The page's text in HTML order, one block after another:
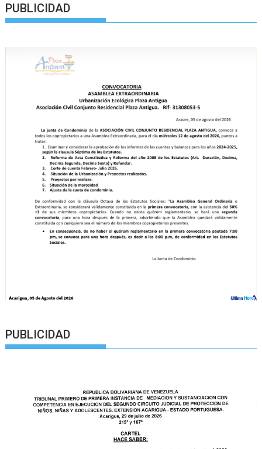
PUBLICIDAD
PUBLICIDAD